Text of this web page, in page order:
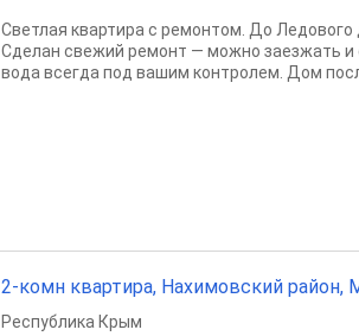
Светлая квартира с ремонтом. До
Сделан свежий ремонт — можно заезжать и
вода всегда под вашим контролем. Дом
2-комн квартира, Нахимовский район,
Республика Крым